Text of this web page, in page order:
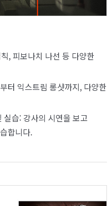
, 피보나치 나선 등 다양한
터 익스트림 롱샷까지, 다양한
실습: 강사의 시연을 보고
합니다.